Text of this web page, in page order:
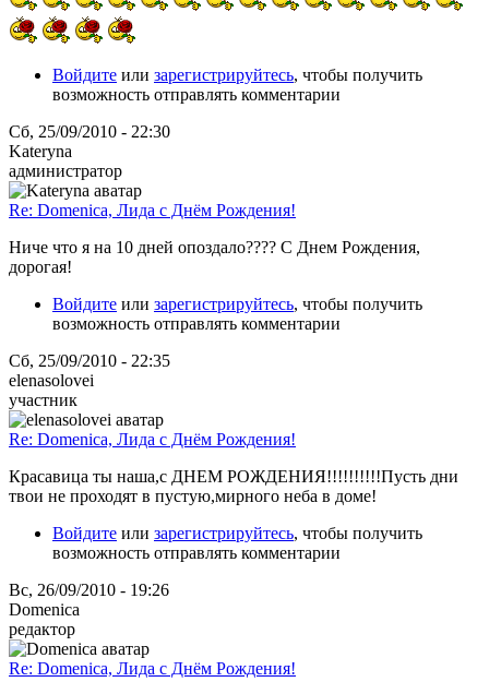
Войдите или зарегистрируйтесь, чтобы получить
возможность отправлять комментарии
Сб, 25/09/2010 - 22:30
Kateryna
администратор
Re: Domenica, Лида с Днём Рождения!
Ниче что я на 10 дней опоздало???? С Днем Рождения,
дорогая!
Войдите или зарегистрируйтесь, чтобы получить
возможность отправлять комментарии
Сб, 25/09/2010 - 22:35
elenasolovei
участник
Re: Domenica, Лида с Днём Рождения!
Красавица ты наша,с ДНЕМ РОЖДЕНИЯ!!!!!!!!!!Пусть дни
твои не проходят в пустую,мирного неба в доме!
Войдите или зарегистрируйтесь, чтобы получить
возможность отправлять комментарии
Вс, 26/09/2010 - 19:26
Domenica
редактор
Re: Domenica, Лида с Днём Рождения!